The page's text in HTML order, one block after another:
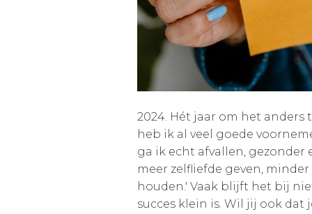
2024. Hét jaar om het anders
heb ik al veel goede
ga ik echt afvallen,
meer zelfliefde geven,
houden.' Vaak blijft het bij
succes klein is. Wil jij ook